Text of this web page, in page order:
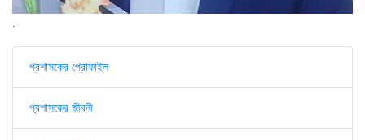
.
প্রশাসকের প্রোফাইল
প্রশাসকের জীবনী